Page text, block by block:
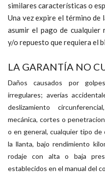
similares características o
Una vez expire el término
asumir el pago de cualquier
y/o repuesto que requiera el
LA GARANTÍA NO
Daños causados por
irregulares; averías
deslizamiento
mecánica, cortes o
o en general, cualquier tipo
la llanta, bajo rendimiento
rodaje con alta o baja
establecidos en el manual del